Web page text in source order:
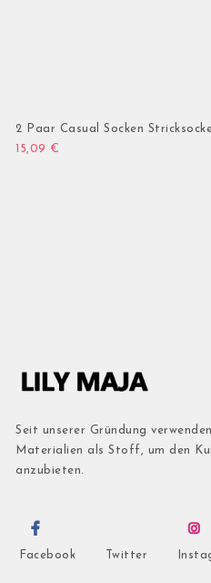
2 Paar Casual Socken
15,09 €
Seit unserer Gründung
Materialien als Stoff, um den
anzubieten.
Facebook Twitter